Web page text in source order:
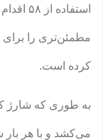
مطمئن‌تری را برای
کرده است.